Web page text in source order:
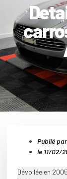
Publié
le 11/02/
Dévoilée en